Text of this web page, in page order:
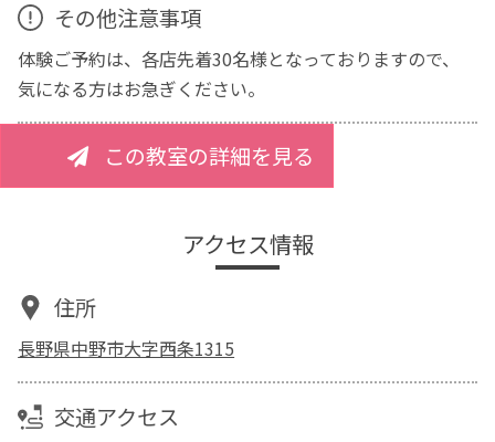
その他注意事項
体験ご予約は、各店先着30名様となっておりますので、
気になる方はお急ぎください。
この教室の詳細を見る
アクセス情報
住所
長野県中野市大字西条1315
交通アクセス